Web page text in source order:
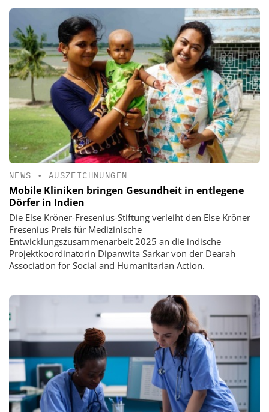
NEWS • AUSZEICHNUNGEN
Mobile Kliniken bringen Gesundheit in entlegene
Dörfer in Indien
Die Else Kröner-Fresenius-Stiftung verleiht den Else Kröner
Fresenius Preis für Medizinische
Entwicklungszusammenarbeit 2025 an die indische
Projektkoordinatorin Dipanwita Sarkar von der Dearah
Association for Social and Humanitarian Action.